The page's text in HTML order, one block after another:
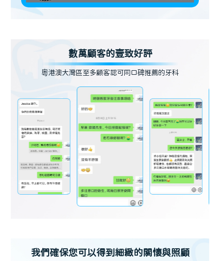
數萬顧客的壹致好評
粵港澳大灣區至多顧客認可同口碑推薦的牙科
我們確保您可以得到細緻的關懷與照顧